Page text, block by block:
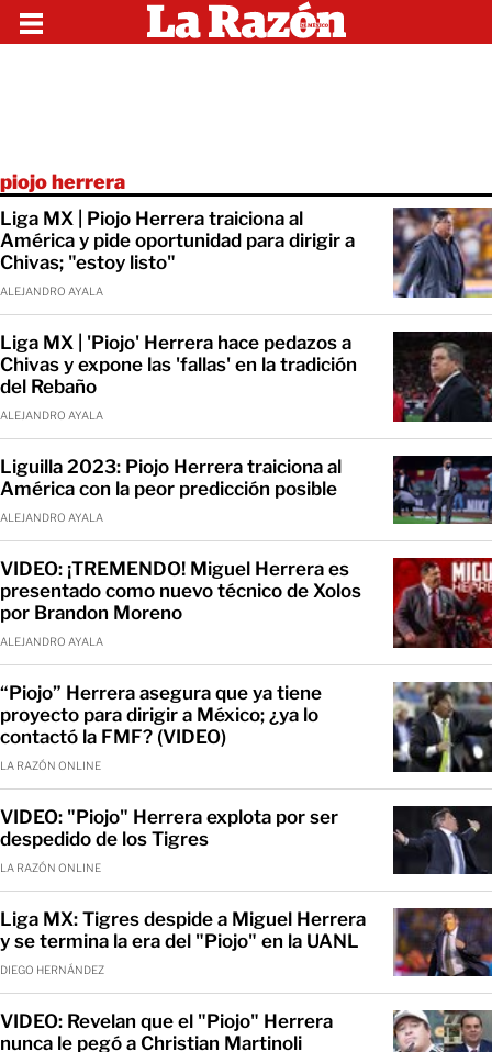
piojo herrera
Liga MX | Piojo Herrera traiciona al
América y pide oportunidad para dirigir a
Chivas; "estoy listo"
ALEJANDRO AYALA
Liga MX | 'Piojo' Herrera hace pedazos a
Chivas y expone las 'fallas' en la tradición
del Rebaño
ALEJANDRO AYALA
Liguilla 2023: Piojo Herrera traiciona al
América con la peor predicción posible
ALEJANDRO AYALA
VIDEO: ¡TREMENDO! Miguel Herrera es
presentado como nuevo técnico de Xolos
por Brandon Moreno
ALEJANDRO AYALA
“Piojo” Herrera asegura que ya tiene
proyecto para dirigir a México; ¿ya lo
contactó la FMF? (VIDEO)
LA RAZÓN ONLINE
VIDEO: "Piojo" Herrera explota por ser
despedido de los Tigres
LA RAZÓN ONLINE
Liga MX: Tigres despide a Miguel Herrera
y se termina la era del "Piojo" en la UANL
DIEGO HERNÁNDEZ
VIDEO: Revelan que el "Piojo" Herrera
nunca le pegó a Christian Martinoli